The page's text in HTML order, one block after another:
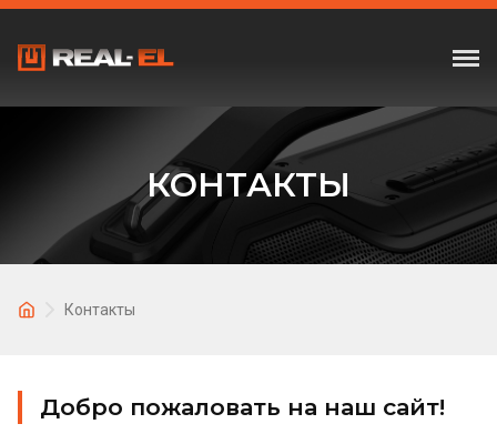
КОНТАКТЫ
Контакты
Добро пожаловать на наш сайт!